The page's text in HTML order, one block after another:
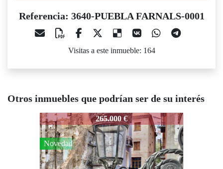
Referencia: 3640-PUEBLA FARNALS-0001
Visitas a este inmueble: 164
Otros inmuebles que podrían ser de su interés
PUEBLA FARNALS-0001
265.000 €
3640-PUEBLA FARNALS-0001
293.000 €
Rebajado